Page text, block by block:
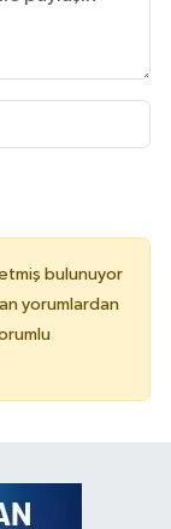
bulunuyor
yorumlardan